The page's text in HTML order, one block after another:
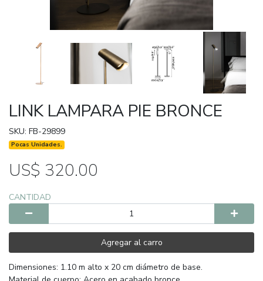
LINK LAMPARA PIE BRONCE
SKU: FB-29899
Pocas Unidades.
US$ 320.00
CANTIDAD
Agregar al carro
Dimensiones: 1.10 m alto x 20 cm diámetro de base.